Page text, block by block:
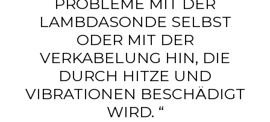
PROBLEME MIT DER
LAMBDASONDE SELBST
ODER MIT DER
VERKABELUNG HIN, DIE
DURCH HITZE UND
VIBRATIONEN BESCHÄDIGT
WIRD. “